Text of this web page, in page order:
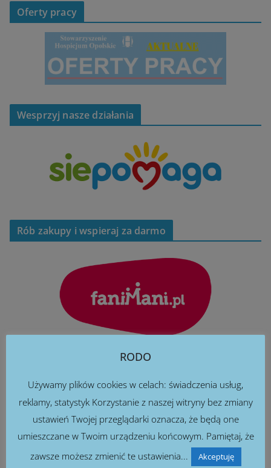
Oferty pracy
Wesprzyj nasze działania
Rób zakupy i wspieraj za darmo
RODO
Używamy plików cookies w celach: świadczenia usług,
reklamy, statystyk Korzystanie z naszej witryny bez zmiany
ustawień Twojej przeglądarki oznacza, że będą one
umieszczane w Twoim urządzeniu końcowym. Pamiętaj, że
zawsze możesz zmienić te ustawienia...
Akceptuję